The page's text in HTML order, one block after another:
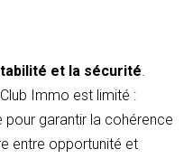
et la sécurité.
Immo est limité :
garantir la cohérence
entre opportunité et